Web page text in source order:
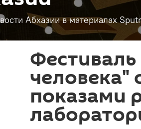
Абхазии в материалах
человека"
показами